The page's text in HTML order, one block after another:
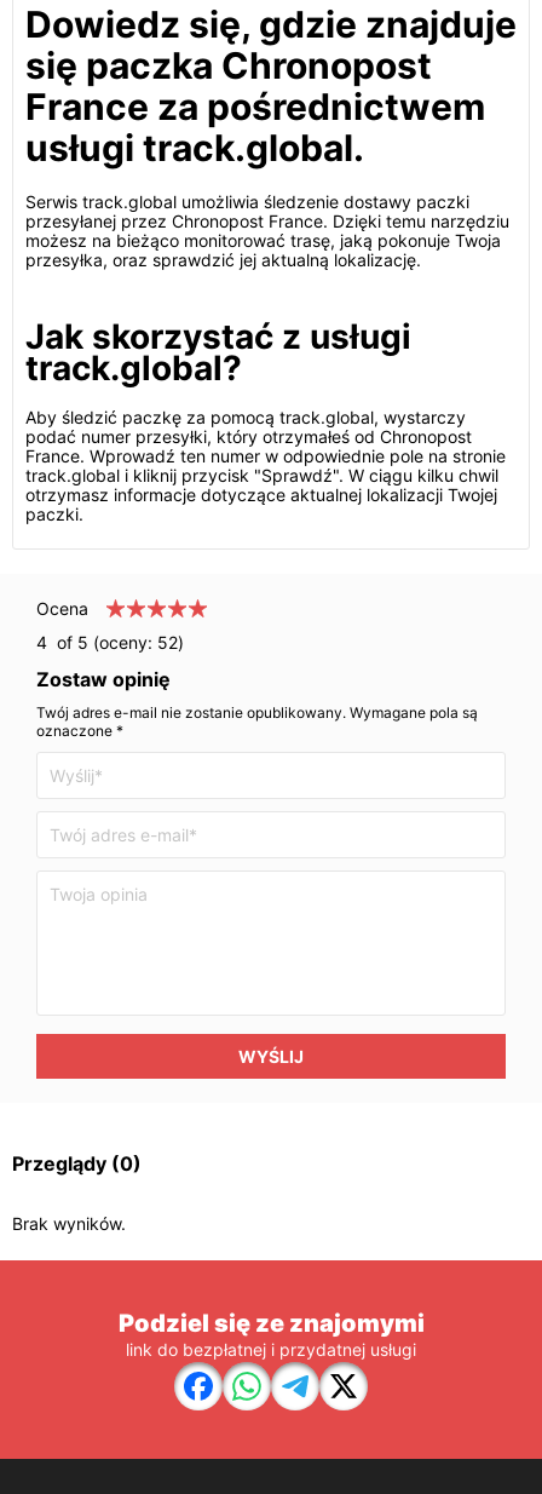
Dowiedz się, gdzie znajduje
się paczka Chronopost
France za pośrednictwem
usługi track.global.
Serwis track.global umożliwia śledzenie dostawy paczki
przesyłanej przez Chronopost France. Dzięki temu narzędziu
możesz na bieżąco monitorować trasę, jaką pokonuje Twoja
przesyłka, oraz sprawdzić jej aktualną lokalizację.
Jak skorzystać z usługi
track.global?
Aby śledzić paczkę za pomocą track.global, wystarczy
podać numer przesyłki, który otrzymałeś od Chronopost
France. Wprowadź ten numer w odpowiednie pole na stronie
track.global i kliknij przycisk "Sprawdź". W ciągu kilku chwil
otrzymasz informacje dotyczące aktualnej lokalizacji Twojej
paczki.
Ocena
4 of 5 (oceny: 52)
Zostaw opinię
Twój adres e-mail nie zostanie opublikowany. Wymagane pola są
oznaczone *
WYŚLIJ
Przeglądy (0)
Brak wyników.
Podziel się ze znajomymi
link do bezpłatnej i przydatnej usługi